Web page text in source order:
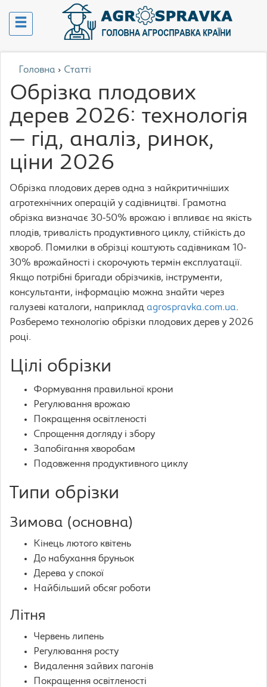
Головна › Статті
Обрізка плодових
дерев 2026: технологія
— гід, аналіз, ринок,
ціни 2026
Обрізка плодових дерев одна з найкритичніших
агротехнічних операцій у садівництві. Грамотна
обрізка визначає 30-50% врожаю і впливає на якість
плодів, тривалість продуктивного циклу, стійкість до
хвороб. Помилки в обрізці коштують садівникам 10-
30% врожайності і скорочують термін експлуатації.
Якщо потрібні бригади обрізчиків, інструменти,
консультанти, інформацію можна знайти через
галузеві каталоги, наприклад agrospravka.com.ua.
Розберемо технологію обрізки плодових дерев у 2026
році.
Цілі обрізки
Формування правильної крони
Регулювання врожаю
Покращення освітленості
Спрощення догляду і збору
Запобігання хворобам
Подовження продуктивного циклу
Типи обрізки
Зимова (основна)
Кінець лютого квітень
До набухання бруньок
Дерева у спокої
Найбільший обсяг роботи
Літня
Червень липень
Регулювання росту
Видалення зайвих пагонів
Покращення освітленості